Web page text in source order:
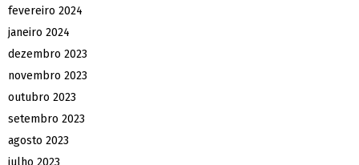
fevereiro 2024
janeiro 2024
dezembro 2023
novembro 2023
outubro 2023
setembro 2023
agosto 2023